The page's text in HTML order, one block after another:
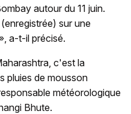
autour du 11 juin.
sur une
a-t-il précisé.
c'est la
pluies de mousson
météorologique
Bhute.